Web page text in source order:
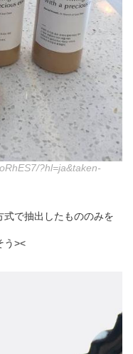
?hl=ja&taken-
式で抽出したもののみを
う><